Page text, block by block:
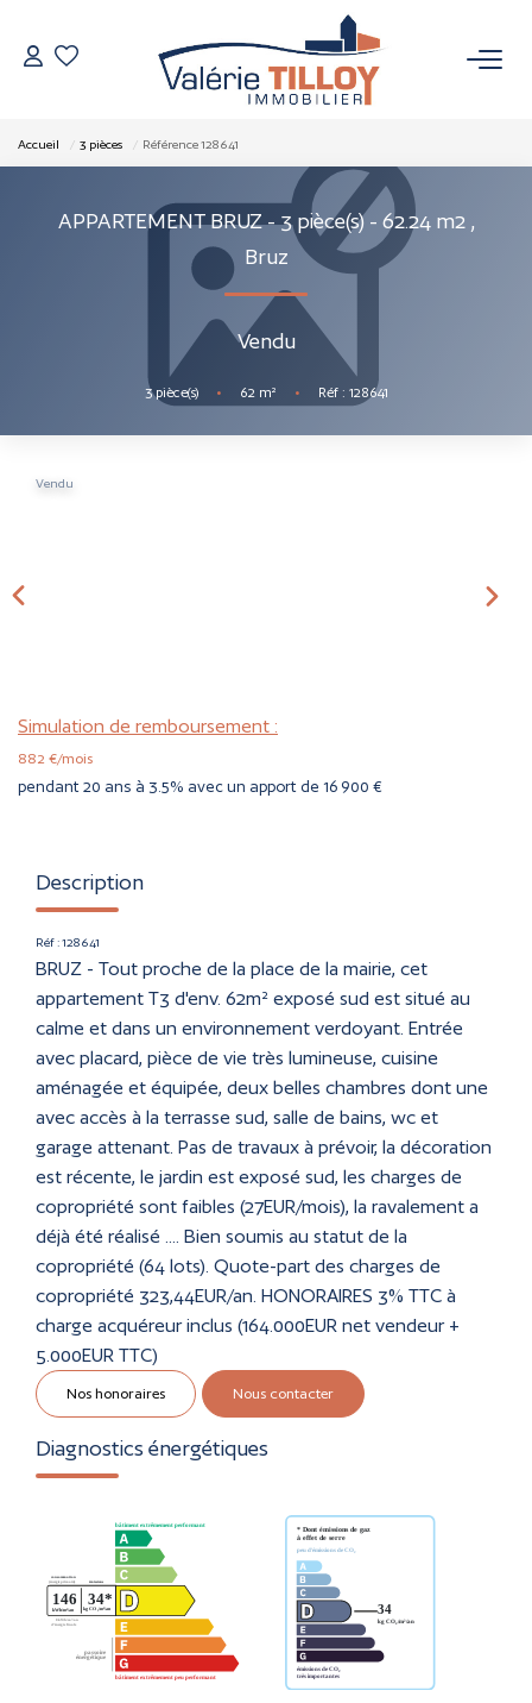
À Vendre
Vendus
VENDRE
Qui Sommes Nous
Accueil 3 pièces Référence 128641
APPARTEMENT BRUZ - 3 pièce(s) - 62.24 m2 ,
Bruz
Vendu
3pièce(s) • 62 m² • Réf : 128641
Vendu
Simulation de remboursement :
882 €/mois
pendant 20 ans à 3.5% avec un apport de 16 900 €
Description
Réf : 128641
BRUZ - Tout proche de la place de la mairie, cet
appartement T3 d'env. 62m² exposé sud est situé au
calme et dans un environnement verdoyant. Entrée
avec placard, pièce de vie très lumineuse, cuisine
aménagée et équipée, deux belles chambres dont une
avec accès à la terrasse sud, salle de bains, wc et
garage attenant. Pas de travaux à prévoir, la décoration
est récente, le jardin est exposé sud, les charges de
copropriété sont faibles (27EUR/mois), la ravalement a
déjà été réalisé .... Bien soumis au statut de la
copropriété (64 lots). Quote-part des charges de
copropriété 323,44EUR/an. HONORAIRES 3% TTC à
charge acquéreur inclus (164.000EUR net vendeur +
5.000EUR TTC)
Nos honoraires Nous contacter
Diagnostics énergétiques